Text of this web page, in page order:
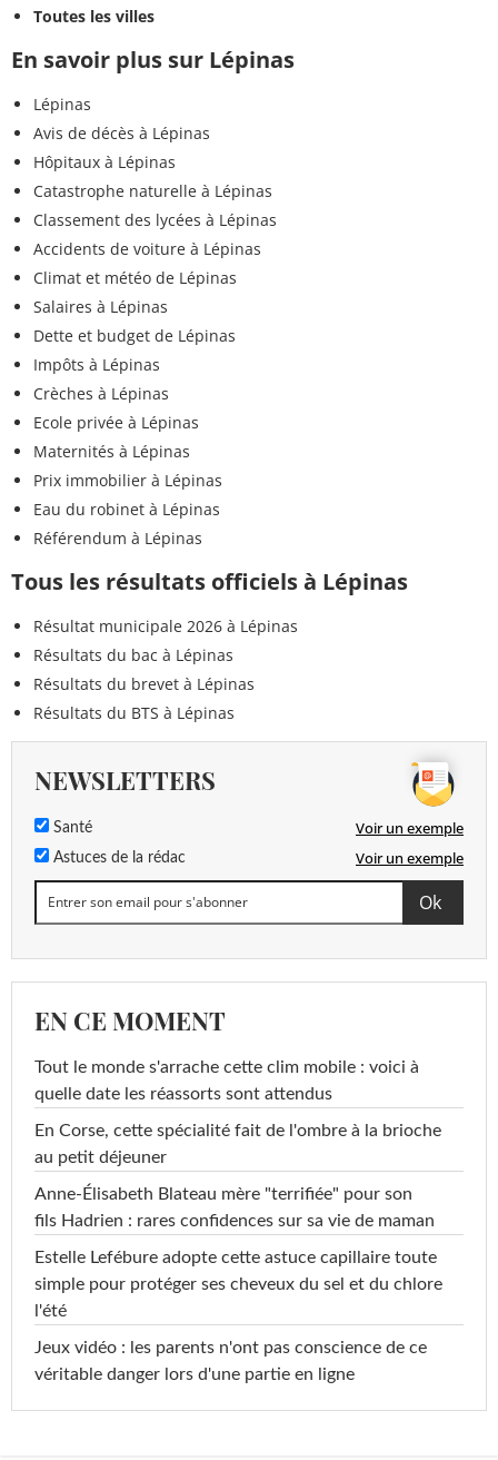
Toutes les villes
En savoir plus sur Lépinas
Lépinas
Avis de décès à Lépinas
Hôpitaux à Lépinas
Catastrophe naturelle à Lépinas
Classement des lycées à Lépinas
Accidents de voiture à Lépinas
Climat et météo de Lépinas
Salaires à Lépinas
Dette et budget de Lépinas
Impôts à Lépinas
Crèches à Lépinas
Ecole privée à Lépinas
Maternités à Lépinas
Prix immobilier à Lépinas
Eau du robinet à Lépinas
Référendum à Lépinas
Tous les résultats officiels à Lépinas
Résultat municipale 2026 à Lépinas
Résultats du bac à Lépinas
Résultats du brevet à Lépinas
Résultats du BTS à Lépinas
NEWSLETTERS
Santé Voir un exemple
Astuces de la rédac Voir un exemple
EN CE MOMENT
Tout le monde s'arrache cette clim mobile : voici à
quelle date les réassorts sont attendus
En Corse, cette spécialité fait de l'ombre à la brioche
au petit déjeuner
Anne-Élisabeth Blateau mère "terrifiée" pour son
fils Hadrien : rares confidences sur sa vie de maman
Estelle Lefébure adopte cette astuce capillaire toute
simple pour protéger ses cheveux du sel et du chlore
l'été
Jeux vidéo : les parents n'ont pas conscience de ce
véritable danger lors d'une partie en ligne